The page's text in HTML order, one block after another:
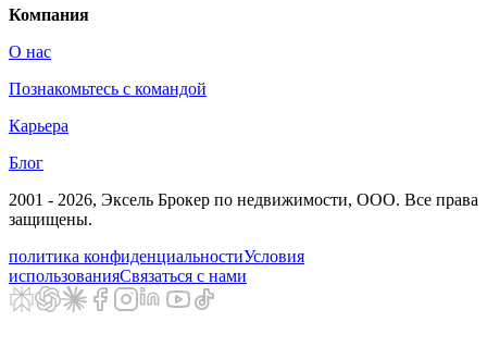
Компания
О нас
Познакомьтесь с командой
Карьера
Блог
2001 - 2026, Эксель Брокер по недвижимости, ООО. Все права
защищены.
политика конфиденциальностиУсловия
использованияСвязаться с нами